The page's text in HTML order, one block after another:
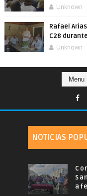
Unknown
Rafael
C28
Unknown
NOTICIAS